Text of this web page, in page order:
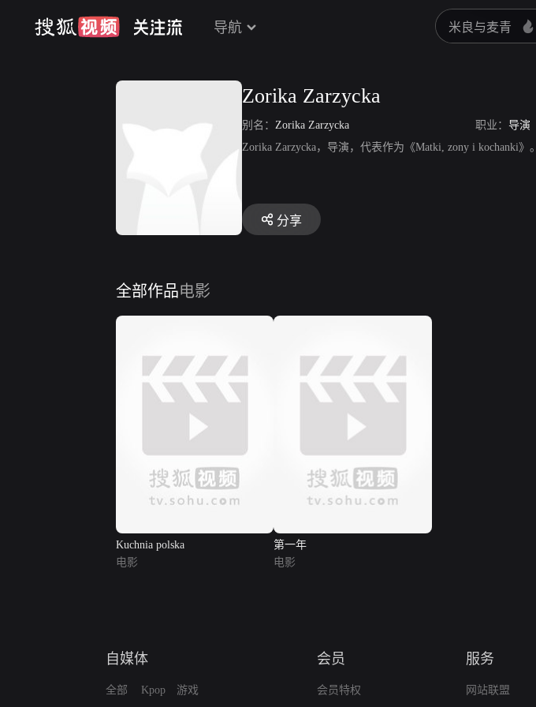
导航
Zorika Zarzycka
别名： Zorika Zarzycka 职业： 导演
Zorika Zarzycka，导演，代表作为《Matki, zony i kochanki》。
分享
全部作品电影
Kuchnia polska
电影
第一年
电影
自媒体
全部 Kpop 游戏
会员
会员特权
服务
网站联盟